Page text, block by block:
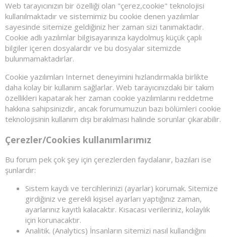
Web tarayıcınızın bir özelliği olan "çerez,cookie" teknolojisi
kullanılmaktadır ve sistemimiz bu cookie denen yazılımlar
sayesinde sitemize geldiğiniz her zaman sizi tanımaktadır.
Cookie adlı yazılımlar bilgisayarınıza kaydolmuş küçük çaplı
bilgiler içeren dosyalardır ve bu dosyalar sitemizde
bulunmamaktadırlar.
Cookie yazılımları Internet deneyimini hızlandırmakla birlikte
daha kolay bir kullanım sağlarlar. Web tarayıcınızdaki bir takım
özellikleri kapatarak her zaman cookie yazılımlarını reddetme
hakkına sahipsinizdir, ancak forumumuzun bazı bölümleri cookie
teknolojisinin kullanım dışı bırakılması halinde sorunlar çıkarabilir.
Çerezler/Cookies kullanımlarımız
Bu forum pek çok şey için çerezlerden faydalanır, bazıları ise
şunlardır:
Sistem kaydı ve tercihlerinizi (ayarlar) korumak. Sitemize
girdiğiniz ve gerekli kişisel ayarları yaptığınız zaman,
ayarlarınız kayıtlı kalacaktır. Kısacası verileriniz, kolaylık
için korunacaktır.
Analitik. (Analytics) İnsanların sitemizi nasıl kullandığını